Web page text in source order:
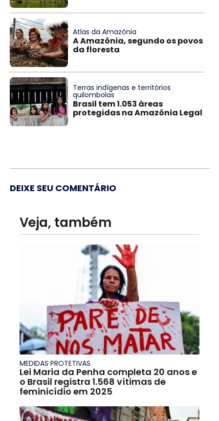
Atlas da Amazônia
A Amazônia, segundo os povos
da floresta
Terras indígenas e territórios
quilombolas
Brasil tem 1.053 áreas
protegidas na Amazônia Legal
DEIXE SEU COMENTÁRIO
Veja, também
MEDIDAS PROTETIVAS
Lei Maria da Penha completa 20 anos e
o Brasil registra 1.568 vítimas de
feminicídio em 2025